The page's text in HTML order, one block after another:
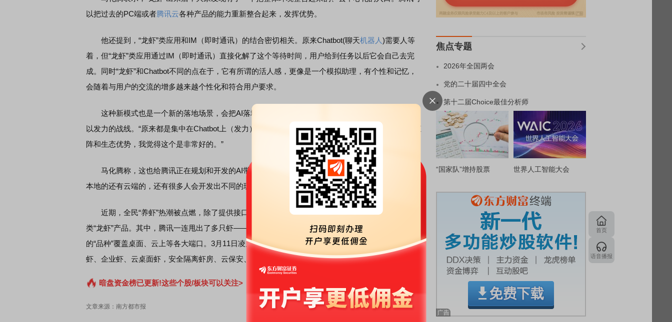
以把过去的PC端或者腾讯云各种产品的能力重新整合起来，发挥优势。
他还提到，“龙虾”类应用和IM（即时通讯）的结合密切相关。原来Chatbot(聊天机器人 )需要人等
着，但“龙虾”类应用通过IM（即时通讯）直接化解了这个等待时间，用户给到任务以后它会自己去完
成。同时“龙虾”和Chatbot不同的点在于，它有所谓的活人感，更像是一个模拟助理，有个性和记忆，
会随着与用户的交流的增多越来越个性化和符合用户要求。
这种新模式也是一个新的落地场景，会把AI落地到各种丰富的场景中，这也为腾讯拓展了更多可
以发力的战线。“原来都是集中在Chatbot上（发力），其他的能力用不上，现在可以发挥腾讯的产品矩
阵和生态优势，我觉得这个是非常好的。”
马化腾称，这也给腾讯正在规划和开发的AI带来了一定的启发。“现在的”龙虾“有很多派别，除了
本地的还有云端的，还有很多人会开发出不同的玩法和用途，我们会保持开放心态。”
近期，全民“养虾”热潮被点燃，除了提供接口接入OpenClaw“龙虾”外，各大厂商开始推出自己的
类“龙虾”产品。其中，腾讯一连甩出了多只虾——QClaw、WorkBuddy、Lighthouse 云部署方案，虾
的“品种”覆盖桌面、云上等各大端口。3月11日凌晨，马化腾发朋友圈透露“自研龙虾、本地虾、云端
虾、企业虾、云桌面虾，安全隔离虾房、云保安、知识库……还有一批产品陆续赶来”。
暗盘资金榜已更新!这些个股/板块可以关注>
文章来源：南方都市报 责任编辑：10
焦点专题
2026年全国两会
党的二十届四中全会
第十二届Choice最佳分析师
“国家队”增持股票 世界人工智能大会
首页
语音播报